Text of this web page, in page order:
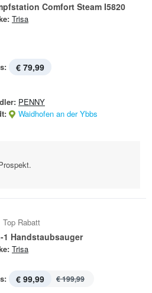
Comfort Steam I5820
Trisa
€ 79,99
PENNY
Waidhofen an der Ybbs
Top Rabatt
1 Handstaubsauger
Trisa
€ 99,99 € 199,99